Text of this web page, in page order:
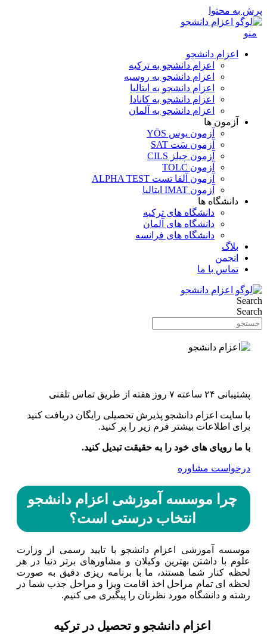
پرش به محتوا
منو
اعزام دانشجو
اعزام دانشجو به ترکیه
اعزام دانشجو به روسیه
اعزام دانشجو به ایتالیا
اعزام دانشجو به کانادا
اعزام دانشجو به آلمان
آزمون ها
آزمون یوس YÖS
آزمون سَت SAT
آزمون چیلز CILS‌
آزمون TOLC
آزمون آلفا تست ALPHA TEST
آزمون IMAT ایتالیا
دانشگاه ها
دانشگاه های ترکیه
دانشگاه های آلمان
دانشگاه های فرانسه
بلاگ
انجمن
تماس با ما
Search
Search
پشتیبانی ۲۴ ساعته ۷ روز هفته از طریق تماس تلفنی
با سایت اعزام دانشجو پذیرش تحصیلی رایگان دریافت کنید
برای اطلاعات بیشتر فرم زیر را پر کنید.
با ما رویای های خود را به حقیقت تبدیل کنید.
درخواست مشاوره
چرا موسسه آموزشی اعزام دانشجو
انتخاب درستی است؟
موسسه آموزشی اعزام دانشجو با تایید رسمی از وزارت
علوم با داشتن بهترین وکیلان و مشاورهای برتر دنیا در هر
لحظه کنار شما هستند، ما با برنامه ریزی دقیق به صورت
لحظه ای تمام مراحل اخذ اقامت ویزا و مراحل جذب شما در
رشته و دانشگاه مورد نظرتان را پیگیری می کنیم.
اعزام دانشجو و تحصیل در ترکیه